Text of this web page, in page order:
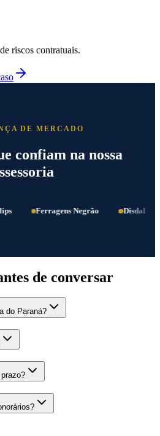
riscos contratuais.
DE MERCADO
confiam na nossa
Ferragens Negrão Disdal
de conversar
do Paraná?